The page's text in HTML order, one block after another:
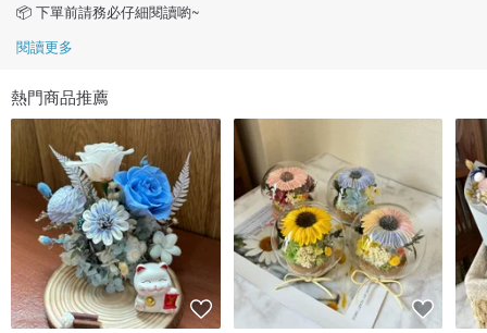
📦 下單前請務必仔細閱讀喲~
閱讀更多
熱門商品推薦